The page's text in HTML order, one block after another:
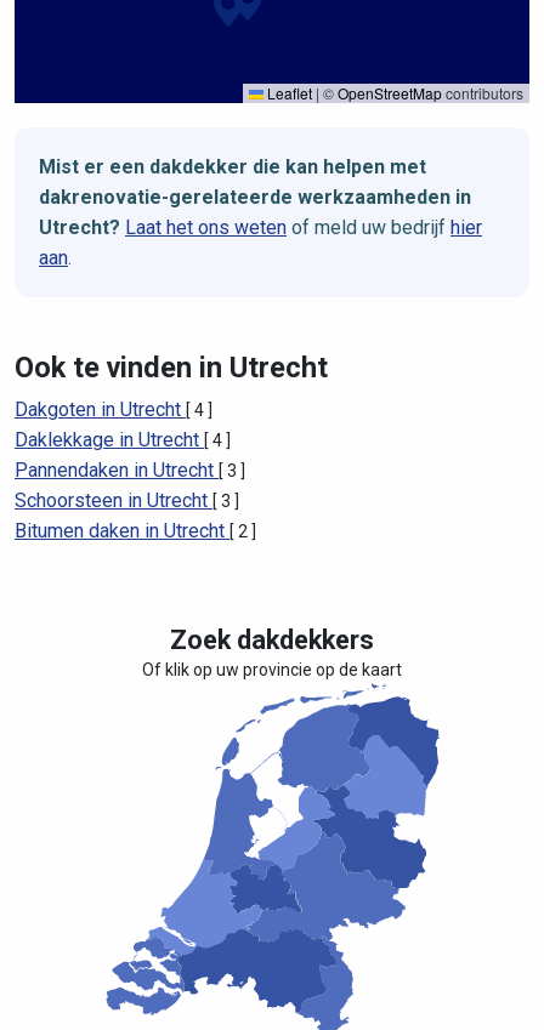
Leaflet | ©OpenStreetMapcontributors
Mist er een dakdekker die kan helpen met
dakrenovatie-gerelateerde werkzaamheden in
Utrecht? Laat het ons weten of meld uw bedrijf hier
aan.
Ook te vinden in Utrecht
Dakgoten in Utrecht [ 4 ]
Daklekkage in Utrecht [ 4 ]
Pannendaken in Utrecht [ 3 ]
Schoorsteen in Utrecht [ 3 ]
Bitumen daken in Utrecht [ 2 ]
Zoek dakdekkers
Of klik op uw provincie op de kaart